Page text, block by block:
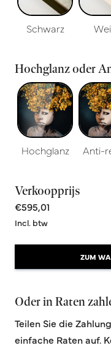
Schwarz
Hochglanz oder
Hochglanz Anti-
Verkoopprijs
€595,01
Incl. btw
ZUM
Oder in Raten
Teilen Sie die
einfache Raten auf.